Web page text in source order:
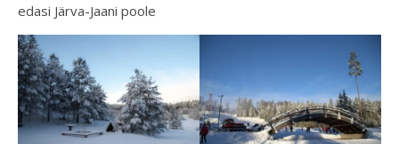
edasi Järva-Jaani poole